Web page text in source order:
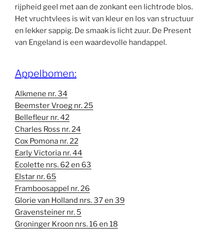
rijpheid geel met aan de zonkant een lichtrode blos.
Het vruchtvlees is wit van kleur en los van structuur
en lekker sappig. De smaak is licht zuur. De Present
van Engeland is een waardevolle handappel.
Appelbomen:
Alkmene nr. 34
Beemster Vroeg nr. 25
Bellefleur nr. 42
Charles Ross nr. 24
Cox Pomona nr. 22
Early Victoria nr. 44
Ecolette nrs. 62 en 63
Elstar nr. 65
Framboosappel nr. 26
Glorie van Holland nrs. 37 en 39
Gravensteiner nr. 5
Groninger Kroon nrs. 16 en 18